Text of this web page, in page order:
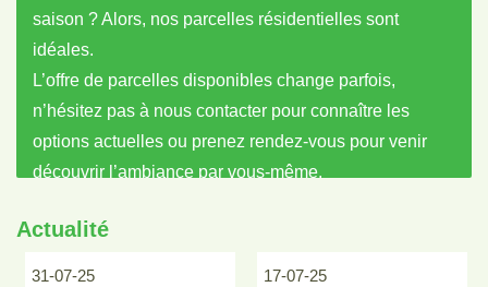
saison ? Alors, nos parcelles résidentielles sont
idéales.
L’offre de parcelles disponibles change parfois,
n’hésitez pas à nous contacter pour connaître les
options actuelles ou prenez rendez-vous pour venir
découvrir l’ambiance par vous-même.
Actualité
31-07-25
17-07-25